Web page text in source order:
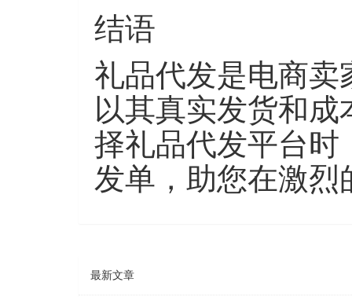
结语
礼品代发是电商
以其真实发货和
择礼品代发平台时
发单，助您在激烈
最新文章